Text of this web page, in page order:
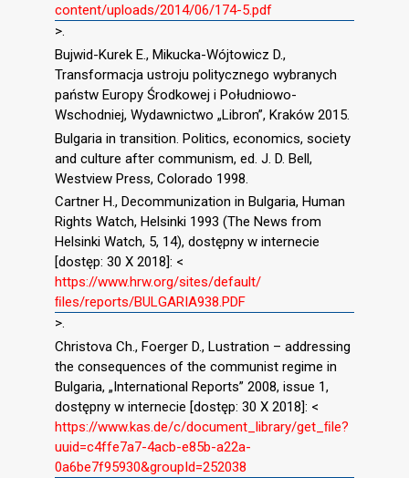
content/uploads/2014/06/174-5.pdf
>.
Bujwid-Kurek E., Mikucka-Wójtowicz D.,
Transformacja ustroju politycznego wybranych
państw Europy Środkowej i Południowo-
Wschodniej, Wydawnictwo „Libron”, Kraków 2015.
Bulgaria in transition. Politics, economics, society
and culture after communism, ed. J. D. Bell,
Westview Press, Colorado 1998.
Cartner H., Decommunization in Bulgaria, Human
Rights Watch, Helsinki 1993 (The News from
Helsinki Watch, 5, 14), dostępny w internecie
[dostęp: 30 X 2018]: <
https://www.hrw.org/sites/default/
ﬁles/reports/BULGARIA938.PDF
>.
Christova Ch., Foerger D., Lustration – addressing
the consequences of the communist regime in
Bulgaria, „International Reports” 2008, issue 1,
dostępny w internecie [dostęp: 30 X 2018]: <
https://www.kas.de/c/document_library/get_ﬁle?
uuid=c4ffe7a7-4acb-e85b-a22a-
0a6be7f95930&groupId=252038